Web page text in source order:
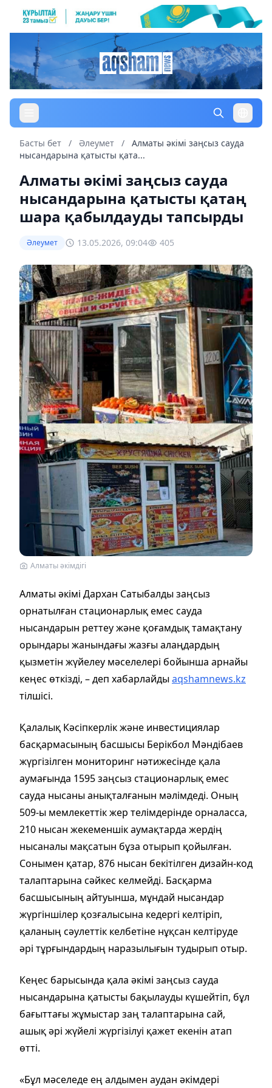
Басты бет / Әлеумет /
Алматы әкімі заңсыз сауда
нысандарына қатысты қата...
Алматы әкімі заңсыз сауда
нысандарына қатысты қатаң
шара қабылдауды тапсырды
Әлеумет 13.05.2026, 09:04 405
Алматы әкімдігі
Алматы әкімі Дархан Сатыбалды заңсыз
орнатылған стационарлық емес сауда
нысандарын реттеу және қоғамдық тамақтану
орындары жанындағы жазғы алаңдардың
қызметін жүйелеу мәселелері бойынша арнайы
кеңес өткізді, – деп хабарлайдыaqshamnews.kz
тілшісі.
Қалалық Кәсіпкерлік және инвестициялар
басқармасының басшысы Берікбол Мәндібаев
жүргізілген мониторинг нәтижесінде қала
аумағында 1595 заңсыз стационарлық емес
сауда нысаны анықталғанын мәлімдеді. Оның
509-ы мемлекеттік жер телімдерінде орналасса,
210 нысан жекеменшік аумақтарда жердің
нысаналы мақсатын бұза отырып қойылған.
Сонымен қатар, 876 нысан бекітілген дизайн-код
талаптарына сәйкес келмейді. Басқарма
басшысының айтуынша, мұндай нысандар
жүргіншілер қозғалысына кедергі келтіріп,
қаланың сәулеттік келбетіне нұқсан келтіруде
әрі тұрғындардың наразылығын тудырып отыр.
Кеңес барысында қала әкімі заңсыз сауда
нысандарына қатысты бақылауды күшейтіп, бұл
бағыттағы жұмыстар заң талаптарына сай,
ашық әрі жүйелі жүргізілуі қажет екенін атап
өтті.
«Бұл мәселеде ең алдымен аудан әкімдері